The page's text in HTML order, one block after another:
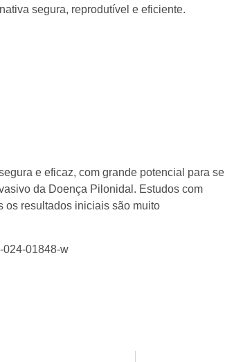
segura, reprodutível e eficiente.
e eficaz, com grande potencial para se
da Doença Pilonidal. Estudos com
os resultados iniciais são muito
024-01848-w